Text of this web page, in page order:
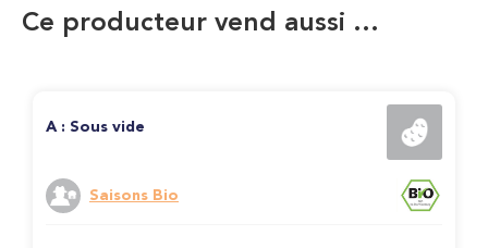
Ce producteur vend aussi …
A : Sous vide
Saisons Bio